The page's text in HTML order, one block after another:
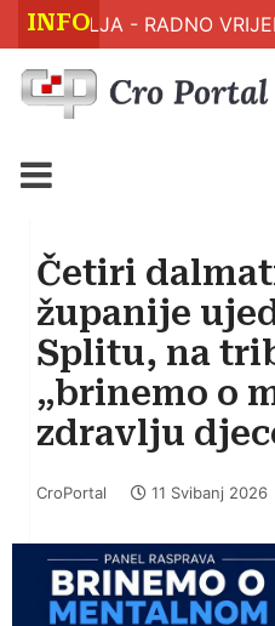
INFO
ZDRAVLJA - RADNO
Četiri
županije
Splitu, na
„brinemo o
zdravlju
CroPortal 11 Svibanj 2026